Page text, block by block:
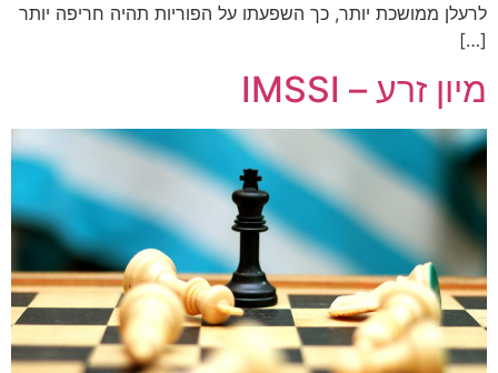
לרעלן ממושכת יותר, כך השפעתו על הפוריות תהיה חריפה יותר
[…]
מיון זרע – IMSSI